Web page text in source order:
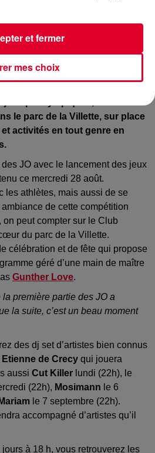
Crédit :
paralympiques, direction le
le parc de la Villette, sur place
activités en tout genre en
JO avec le lancement des jeux
ce mercredi 28 août.
les athlètes, mais aussi de se
de cette compétition
peut compter sur le Club
du parc de la Villette.
célébration et de fête qui propose
géré d’une main de maître
Gunther Love.
première partie des JO a
la suite, c’est un beau moment
des dj set d’artistes bien connus
Etienne de Crecy qui jouera
aussi Cut Killer lundi (22h), le
(22h), Mosimann le 6
le 7 septembre (22h).
accompagné d’artistes qu’il
à 18 h, vous retrouverez les
mes choix
et fermer